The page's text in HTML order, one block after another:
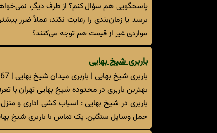
پاسخگویی هم سؤال کنم؟ از طرف دیگر،
برسد یا زمان‌بندی را رعایت نکند، عملاً ضرر
مواردی غیر از قیمت هم توجه می‌کنند؟
باربری شیخ بهایی
باربری شیخ بهایی | باربری میدان شیخ بهایی | 22880867
بهترین باربری در محدوده شیخ بهایی تهران با
باربری در شیخ بهایی : اسباب کشی اداری و
حمل وسایل سنگین. یک تماس با باربری شیخ